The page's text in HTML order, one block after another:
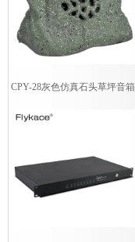
CPY-28灰色仿真石头草坪音箱